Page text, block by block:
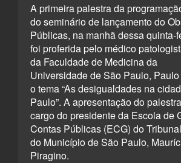
A primeira palestra da
do seminário de lançamento do
Públicas, na manhã dessa quinta-
foi proferida pelo médico
da Faculdade de Medicina da
Universidade de São Paulo,
o tema “As desigualdades na
Paulo”. A apresentação do
cargo do presidente da Escola de
Contas Públicas (ECG) do
do Município de São Paulo,
Piragino.